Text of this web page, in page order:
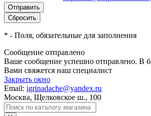
* - Поля, обязательные для заполнения
Сообщение отправлено
Ваше сообщение успешно отправлено. В
Вами свяжется наш специалист
Закрыть окно
Email: igrinadache@yandex.ru
Москва, Щелковское ш., 100